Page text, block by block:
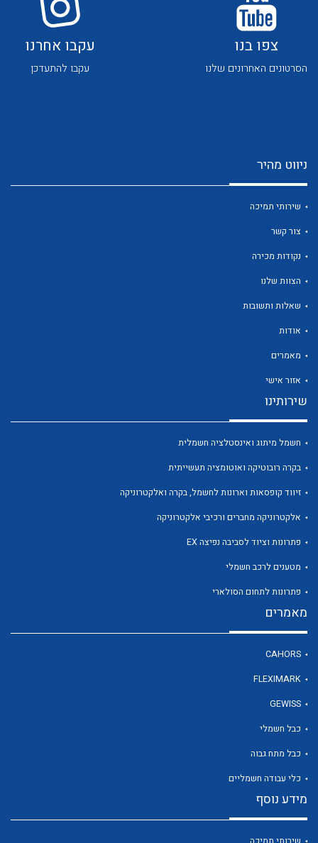
לכל מוצרי היצרן לכל מוצרי היצרן
צפו בנו
הסרטונים האחרונים שלנו
עקבו אחרנו
עקבו להתעדכן
ניווט מהיר
שירותי תמיכה
צור קשר
נקודות מכירה
הצוות שלנו
שאלות ותשובות
אודות
מאמרים
אזור אישי
שירותינו
חשמל מיתוג ואינסטלציה חשמלית
בקרה רובוטיקה ואוטומציה תעשייתית
זיווד קופסאות וארונות לחשמל, בקרה ואלקטרוניקה
אלקטרוניקה מחברים ורכיבי אלקטרוניקה
פתרונות וציוד לסביבה נפיצה EX
מטענים לרכב חשמלי
פתרונות לתחום הסולארי
מאמרים
CAHORS
FLEXIMARK
GEWISS
כבל חשמלי
כבל מתח גבוה
כלי עבודה חשמליים
מידע נוסף